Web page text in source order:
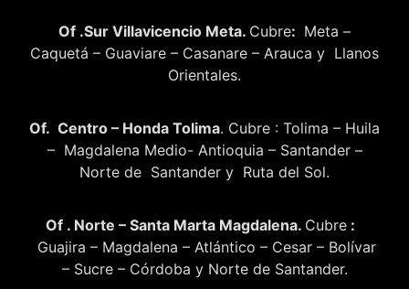
Of .Sur Villavicencio Meta. Cubre: Meta –
Caquetá – Guaviare – Casanare – Arauca y Llanos
Orientales.
Of. Centro – Honda Tolima. Cubre : Tolima – Huila
– Magdalena Medio- Antioquia – Santander –
Norte de Santander y Ruta del Sol.
Of . Norte – Santa Marta Magdalena. Cubre :
Guajira – Magdalena – Atlántico – Cesar – Bolívar
– Sucre – Córdoba y Norte de Santander.